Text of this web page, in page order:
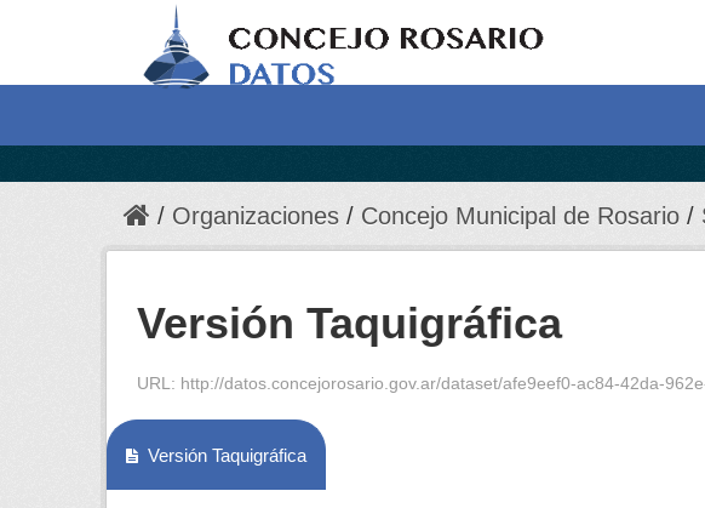
Organizaciones Concejo Municipal de Rosario
Versión Taquigráfica
URL: http://datos.concejorosario.gov.ar/dataset/afe9eef0-ac84-42da-962e-
Versión Taquigráfica